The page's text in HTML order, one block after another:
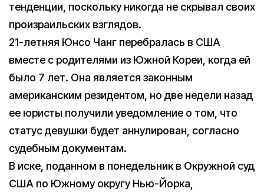
тенденции, поскольку никогда не скрывал своих
произраильских взглядов.
21-летняя Юнсо Чанг перебралась в США
вместе с родителями из Южной Кореи, когда ей
было 7 лет. Она является законным
американским резидентом, но две недели назад
ее юристы получили уведомление о том, что
статус девушки будет аннулирован, согласно
судебным документам.
В иске, поданном в понедельник в Окружной суд
США по Южному округу Нью-Йорка,